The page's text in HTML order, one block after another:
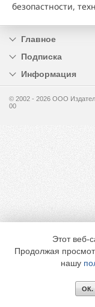
безопастности,
Главное
Подписка
Информация
© 2002 - 2026 OOO
00
Этот веб-
Продолжая
нашу
ОК.